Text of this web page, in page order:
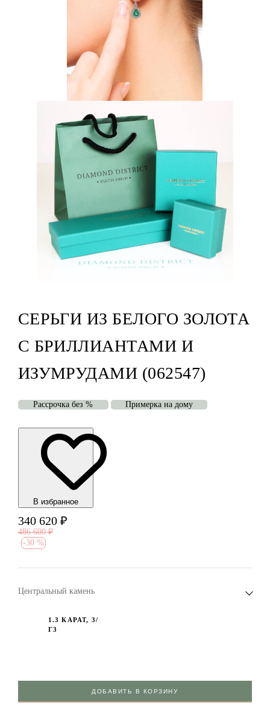
СЕРЬГИ ИЗ БЕЛОГО ЗОЛОТА
С БРИЛЛИАНТАМИ И
ИЗУМРУДАМИ (062547)
Рассрочка без % Примерка на дому
В избранноe
340 620 ₽
486 600 ₽
-30 %
Центральный камень
1.3 КАРАТ, 3/
Г3
ДОБАВИТЬ В КОРЗИНУ